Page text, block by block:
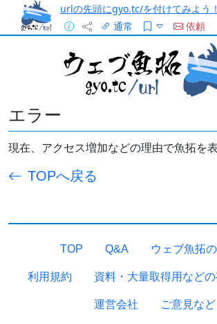
urlの先頭にgyo.tc/を付けてみよう！
通常
依頼